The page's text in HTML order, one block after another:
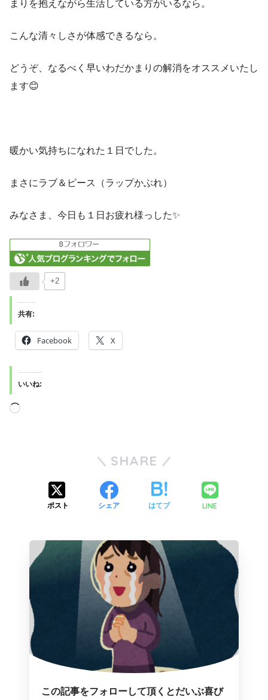
まりを抱えながら生活している方がいるなら。
こんな清々しさが体感できるなら。
どうぞ、なるべく早いわだかまりの解消をオススメいたし
ます😊
暖かい気持ちになれた１日でした。
まさにラブ＆ピース（ラップかぶれ）
みなさま、今日も１日お疲れ様っした✨
+2
共有:
Facebook X
いいね:
SHARE
ポスト シェア はてブ LINE
この記事をフォローして頂くとだいぶ喜び